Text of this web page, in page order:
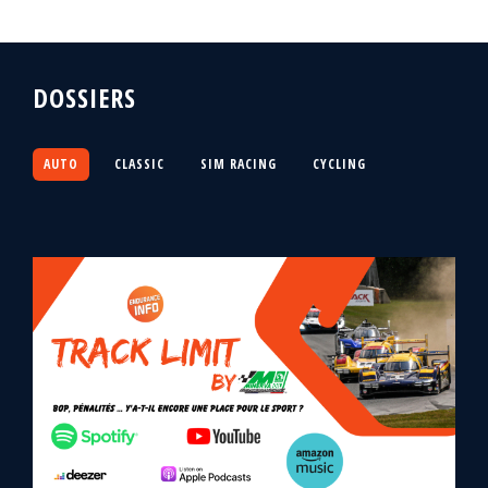
DOSSIERS
AUTO CLASSIC SIM RACING CYCLING